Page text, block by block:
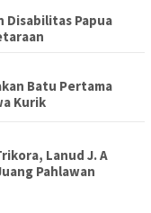
Disabilitas Papua
Batu Pertama
Kurik
Lanud J. A
Pahlawan